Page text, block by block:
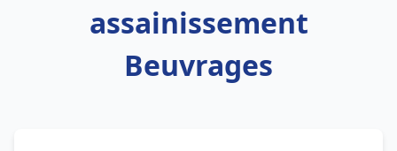
assainissement
Beuvrages